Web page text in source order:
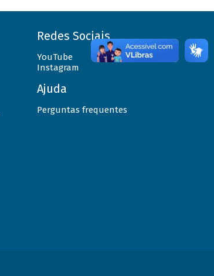
Redes Sociais
YouTube
Instagram
Ajuda
Perguntas frequentes